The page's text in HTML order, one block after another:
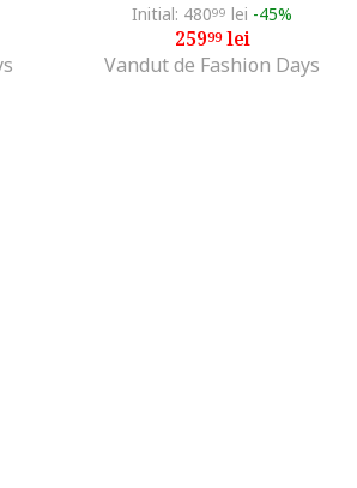
Initial: 48099 lei -45%
25999lei
Vandut de Fashion Days